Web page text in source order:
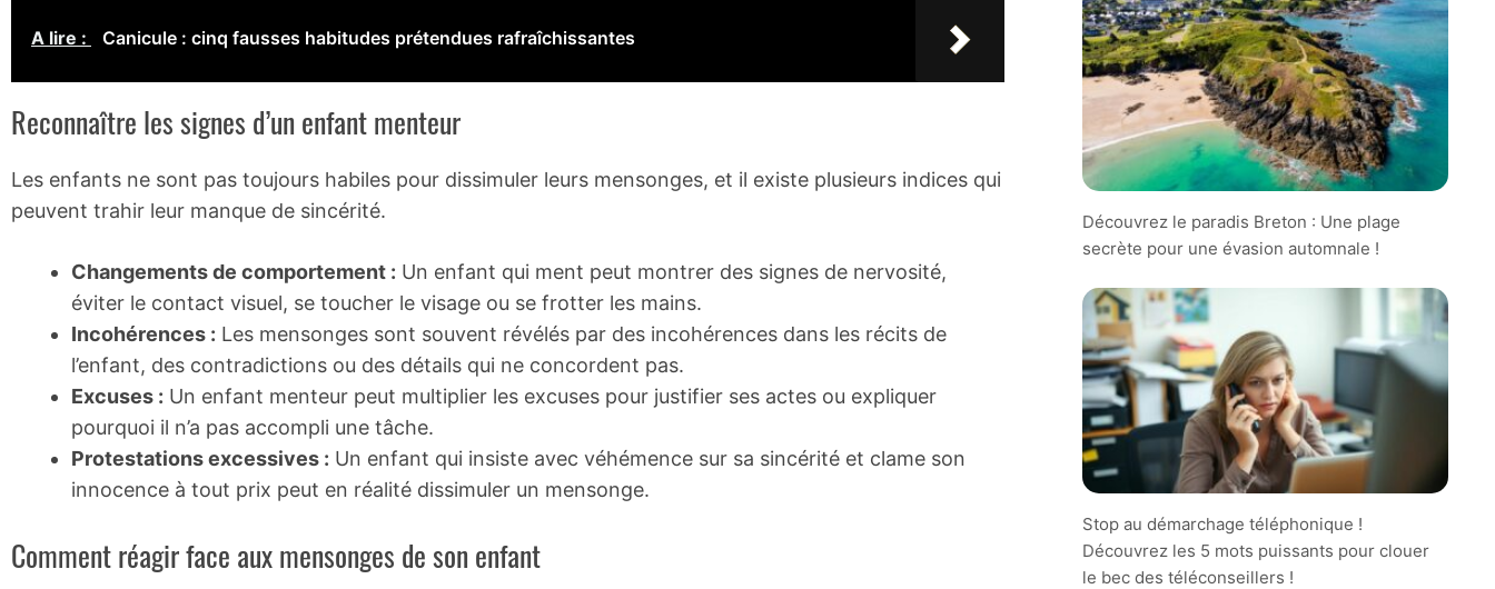
A lire : Canicule : cinq fausses habitudes prétendues rafraîchissantes
Reconnaître les signes d’un enfant menteur
Les enfants ne sont pas toujours habiles pour dissimuler leurs mensonges, et il existe plusieurs indices qui
peuvent trahir leur manque de sincérité.
Changements de comportement : Un enfant qui ment peut montrer des signes de nervosité,
éviter le contact visuel, se toucher le visage ou se frotter les mains.
Incohérences : Les mensonges sont souvent révélés par des incohérences dans les récits de
l’enfant, des contradictions ou des détails qui ne concordent pas.
Excuses : Un enfant menteur peut multiplier les excuses pour justifier ses actes ou expliquer
pourquoi il n’a pas accompli une tâche.
Protestations excessives : Un enfant qui insiste avec véhémence sur sa sincérité et clame son
innocence à tout prix peut en réalité dissimuler un mensonge.
Comment réagir face aux mensonges de son enfant
Découvrez le paradis Breton : Une plage
secrète pour une évasion automnale !
Stop au démarchage téléphonique !
Découvrez les 5 mots puissants pour clouer
le bec des téléconseillers !